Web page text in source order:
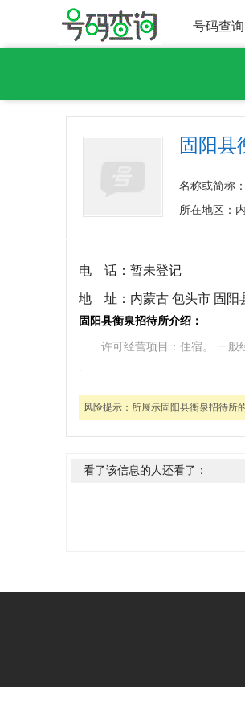
号码查询
固阳县
名称或简称
所在地区：
电 话： 暂未登记
地 址： 内蒙古 包头市 固阳
固阳县衡泉招待所介绍：
许可经营项目：住宿。 一般
-
风险提示： 所展示固阳县衡泉招待所
看了该信息的人还看了：